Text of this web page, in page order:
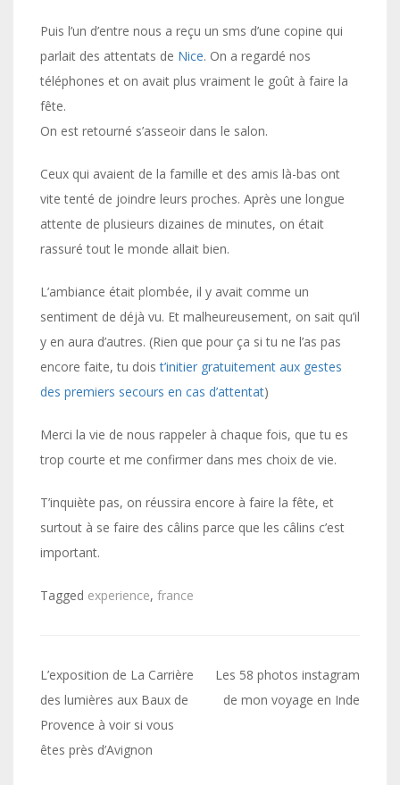
Puis l’un d’entre nous a reçu un sms d’une copine qui
parlait des attentats de Nice. On a regardé nos
téléphones et on avait plus vraiment le goût à faire la
fête.
On est retourné s’asseoir dans le salon.
Ceux qui avaient de la famille et des amis là-bas ont
vite tenté de joindre leurs proches. Après une longue
attente de plusieurs dizaines de minutes, on était
rassuré tout le monde allait bien.
L’ambiance était plombée, il y avait comme un
sentiment de déjà vu. Et malheureusement, on sait qu’il
y en aura d’autres. (Rien que pour ça si tu ne l’as pas
encore faite, tu doist’initier gratuitement aux gestes
des premiers secours en cas d’attentat)
Merci la vie de nous rappeler à chaque fois, que tu es
trop courte et me confirmer dans mes choix de vie.
T’inquiète pas, on réussira encore à faire la fête, et
surtout à se faire des câlins parce que les câlins c’est
important.
Tagged experience, france
Navigation
de
l’article
L’exposition de La Carrière
des lumières aux Baux de
Provence à voir si vous
êtes près d’Avignon
Les 58 photos instagram
de mon voyage en Inde